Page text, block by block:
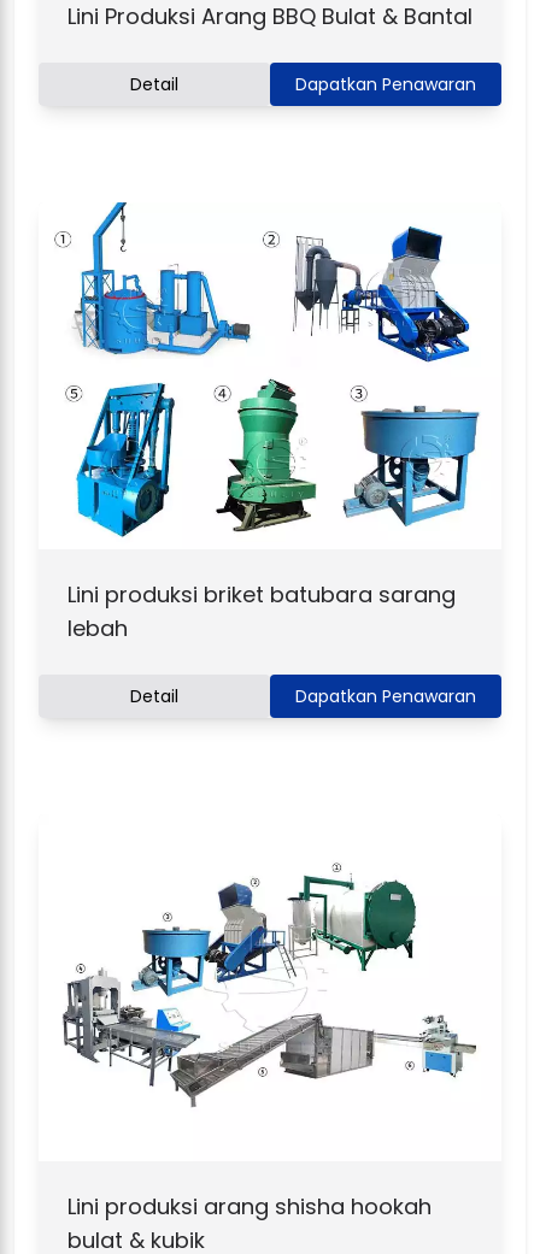
Lini Produksi Arang BBQ Bulat & Bantal
Detail Dapatkan Penawaran
Lini produksi briket batubara sarang
lebah
Detail Dapatkan Penawaran
Lini produksi arang shisha hookah
bulat & kubik